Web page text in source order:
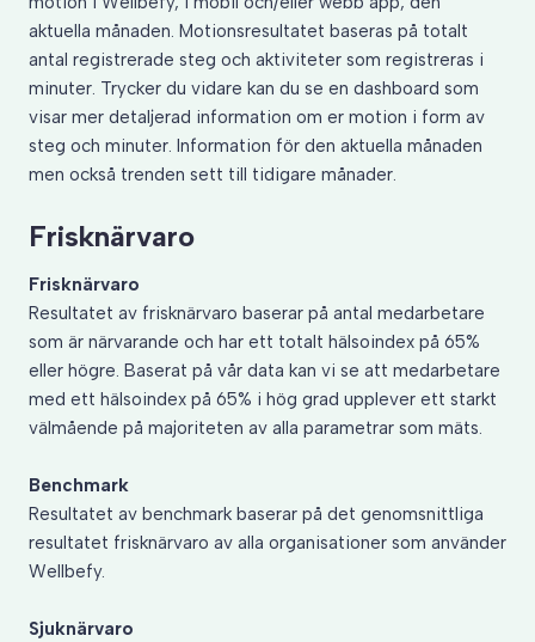
aktuella månaden. Motionsresultatet baseras på totalt
antal registrerade steg och aktiviteter som registreras i
minuter. Trycker du vidare kan du se en dashboard som
visar mer detaljerad information om er motion i form av
steg och minuter. Information för den aktuella månaden
men också trenden sett till tidigare månader.
Frisknärvaro
Frisknärvaro
Resultatet av frisknärvaro baserar på antal medarbetare
som är närvarande och har ett totalt hälsoindex på 65%
eller högre. Baserat på vår data kan vi se att medarbetare
med ett hälsoindex på 65% i hög grad upplever ett starkt
välmående på majoriteten av alla parametrar som mäts.
Benchmark
Resultatet av benchmark baserar på det genomsnittliga
resultatet frisknärvaro av alla organisationer som använder
Wellbefy.
Sjuknärvaro